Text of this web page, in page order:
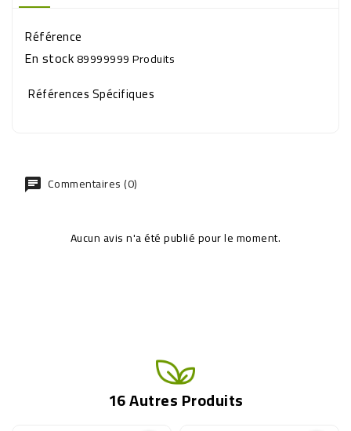
Référence
En stock89999999 Produits
Références Spécifiques
Commentaires (0)
Aucun avis n'a été publié pour le moment.
16 Autres Produits